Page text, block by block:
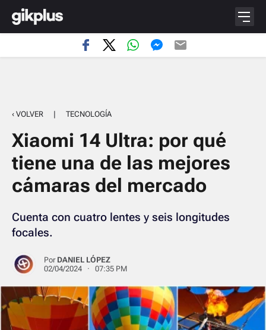
‹ VOLVER | TECNOLOGÍA
Xiaomi 14 Ultra: por qué
tiene una de las mejores
cámaras del mercado
Cuenta con cuatro lentes y seis longitudes
focales.
Por DANIEL LÓPEZ
02/04/2024 · 07:35 PM